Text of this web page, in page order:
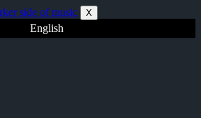
X
English